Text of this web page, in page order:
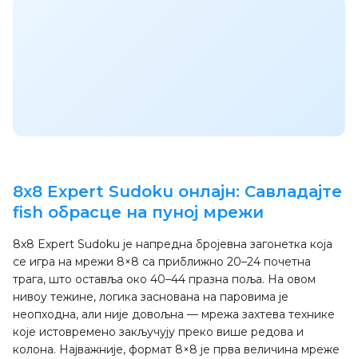
8x8 Expert Sudoku онлајн: Савладајте
fish обрасце на пуној мрежи
8x8 Expert Sudoku је напредна бројевна загонетка која
се игра на мрежи 8×8 са приближно 20–24 почетна
трага, што оставља око 40–44 празна поља. На овом
нивоу тежине, логика заснована на паровима је
неопходна, али није довољна — мрежа захтева технике
које истовремено закључују преко више редова и
колона. Најважније, формат 8×8 је прва величина мреже